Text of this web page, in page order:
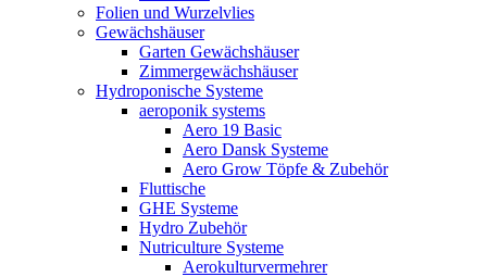
Folien und Wurzelvlies
Gewächshäuser
Garten Gewächshäuser
Zimmergewächshäuser
Hydroponische Systeme
aeroponik systems
Aero 19 Basic
Aero Dansk Systeme
Aero Grow Töpfe & Zubehör
Fluttische
GHE Systeme
Hydro Zubehör
Nutriculture Systeme
Aerokulturvermehrer